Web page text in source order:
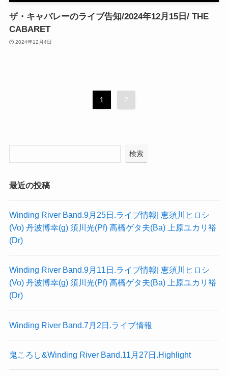
ザ・キャバレーのライブ告知/2024年12月15日/ THE
CABARET
2024年12月4日
1 2
検索
最近の投稿
Winding River Band.9月25日.ライブ情報| 恵須川ヒロシ
(Vo) 丹波博幸(g) 須川光(Pf) 高橋ゲタ夫(Ba) 上原ユカリ裕
(Dr)
Winding River Band.9月11日.ライブ情報| 恵須川ヒロシ
(Vo) 丹波博幸(g) 須川光(Pf) 高橋ゲタ夫(Ba) 上原ユカリ裕
(Dr)
Winding River Band.7月2日.ライブ情報
鬼ころし&Winding River Band.11月27日.Highlight